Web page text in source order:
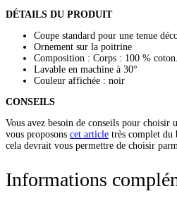
DÉTAILS DU PRODUIT
Coupe standard pour une tenue
Ornement sur la poitrine
Composition : Corps : 100 % coton.
Lavable en machine à 30°
Couleur affichée : noir
CONSEILS
Vous avez besoin de conseils pour choisir
vous proposons cet article très complet du
cela devrait vous permettre de choisir
Informations